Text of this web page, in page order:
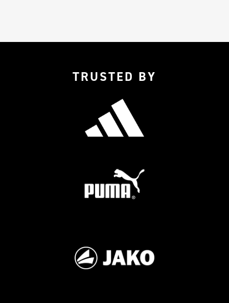
TRUSTED BY